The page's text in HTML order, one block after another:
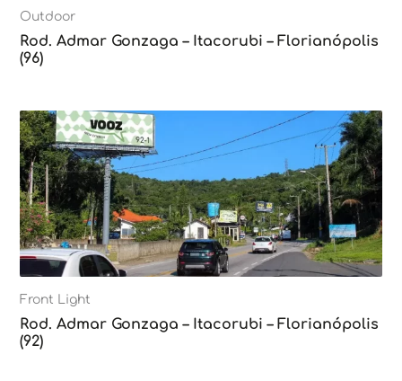
Outdoor
Rod. Admar Gonzaga – Itacorubi – Florianópolis
(96)
Front Light
Rod. Admar Gonzaga – Itacorubi – Florianópolis
(92)